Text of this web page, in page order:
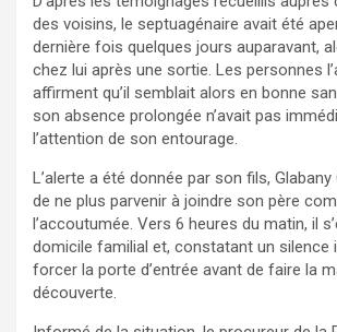
des voisins, le septuagénaire avait été
dernière fois quelques jours auparavant,
chez lui après une sortie. Les personnes
affirment qu’il semblait alors en bonne
son absence prolongée n’avait pas
l’attention de son entourage.
L’alerte a été donnée par son fils, Glabany
de ne plus parvenir à joindre son père
l’accoutumée. Vers 6 heures du matin, il
domicile familial et, constatant un silence
forcer la porte d’entrée avant de faire la
découverte.